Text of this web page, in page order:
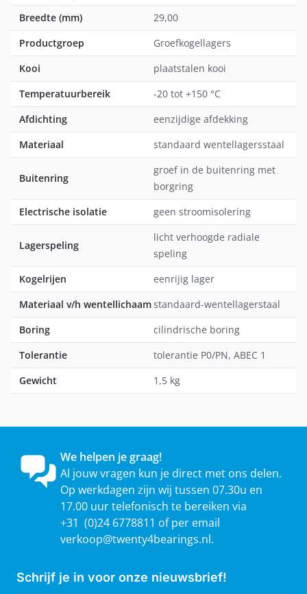
Breedte (mm)
29,00
Productgroep
Groefkogellagers
Kooi
plaatstalen kooi
Temperatuurbereik
-20 tot +150 °C
Afdichting
eenzijdige afdekking
Materiaal
standaard wentellagersstaal
Buitenring
groef in de buitenring met
borgring
Electrische isolatie
geen stroomisolering
Lagerspeling
licht verhoogde radiale
speling
Kogelrijen
eenrijig lager
Materiaal v/h wentellichaamstandaard-wentellagerstaal
Boring
cilindrische boring
Tolerantie
tolerantie P0/PN, ABEC 1
Gewicht
1,5 kg
We helpen je graag!
Al jouw vragen kun je direct met ons delen.
Op werkdagen zijn wij tussen 07.30u en
17.00 uur telefonisch te bereiken via
+31 (0)24 6778811 of per email
verkoop@twenty4bearings.nl.
Schrijf je in voor onze nieuwsbrief!